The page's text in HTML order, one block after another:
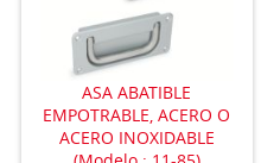
ASA ABATIBLE
EMPOTRABLE, ACERO O
ACERO INOXIDABLE